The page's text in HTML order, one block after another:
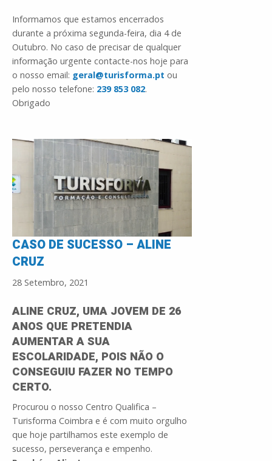
Informamos que estamos encerrados
durante a próxima segunda-feira, dia 4 de
Outubro. No caso de precisar de qualquer
informação urgente contacte-nos hoje para
o nosso email: geral@turisforma.pt ou
pelo nosso telefone: 239 853 082.
Obrigado
CASO DE SUCESSO – ALINE
CRUZ
28 Setembro, 2021
ALINE CRUZ, UMA JOVEM DE 26
ANOS QUE PRETENDIA
AUMENTAR A SUA
ESCOLARIDADE, POIS NÃO O
CONSEGUIU FAZER NO TEMPO
CERTO.
Procurou o nosso Centro Qualifica –
Turisforma Coimbra e é com muito orgulho
que hoje partilhamos este exemplo de
sucesso, perseverança e empenho.